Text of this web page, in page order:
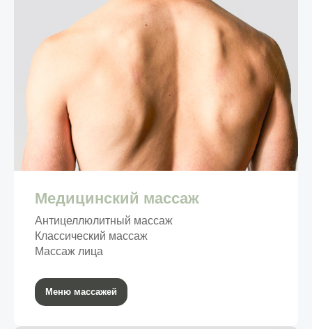
Медицинский массаж
Антицеллюлитный массаж
Классический массаж
Массаж лица
Меню массажей